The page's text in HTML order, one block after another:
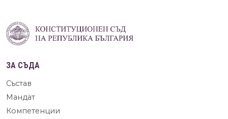
ЗА СЪДА
Състав
Мандат
Компетенции